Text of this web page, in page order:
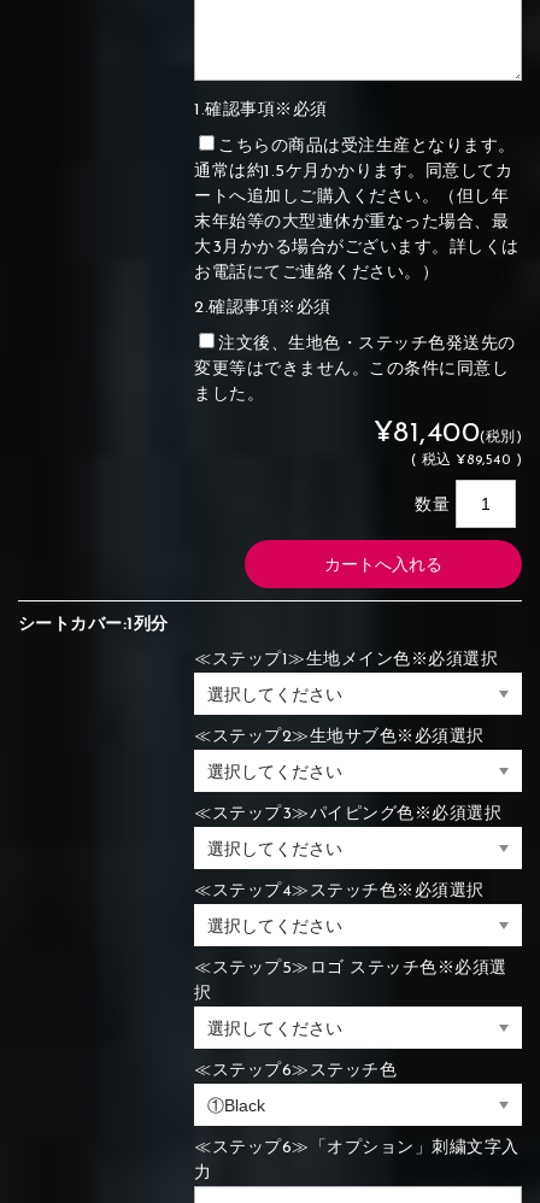
1.確認事項※必須
こちらの商品は受注生産となります。
通常は約1.5ケ月かかります。同意してカ
ートへ追加しご購入ください。（但し年
末年始等の大型連休が重なった場合、最
大3月かかる場合がございます。詳しくは
お電話にてご連絡ください。）
2.確認事項※必須
注文後、生地色・ステッチ色発送先の
変更等はできません。この条件に同意し
ました。
¥81,400(税別)
( 税込 ¥89,540 )
数量
シートカバー:1列分
≪ステップ1≫生地メイン色※必須選択
≪ステップ2≫生地サブ色※必須選択
≪ステップ3≫パイピング色※必須選択
≪ステップ4≫ステッチ色※必須選択
≪ステップ5≫ロゴ ステッチ色※必須選
択
≪ステップ6≫ステッチ色
≪ステップ6≫「オプション」刺繍文字入
力